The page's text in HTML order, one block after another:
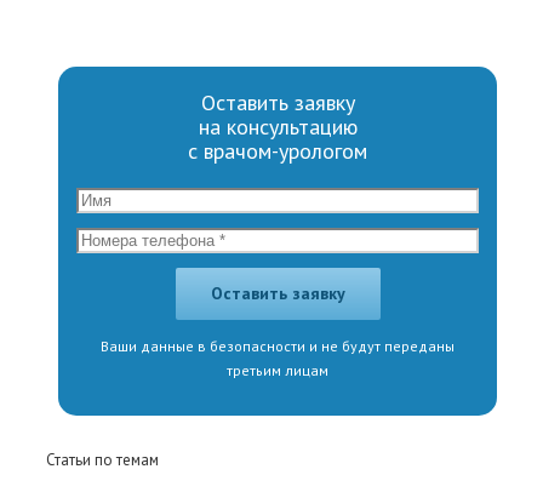
Оставить заявку
на консультацию
с врачом-урологом
Ваши данные в безопасности и не будут переданы
третьим лицам
Статьи по темам